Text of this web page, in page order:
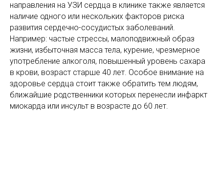
направления на УЗИ сердца в клинике также является
наличие одного или нескольких факторов риска
развития сердечно-сосудистых заболеваний.
Например: частые стрессы, малоподвижный образ
жизни, избыточная масса тела, курение, чрезмерное
употребление алкоголя, повышенный уровень сахара
в крови, возраст старше 40 лет. Особое внимание на
здоровье сердца стоит также обратить тем людям,
ближайшие родственники которых перенесли инфаркт
миокарда или инсульт в возрасте до 60 лет.